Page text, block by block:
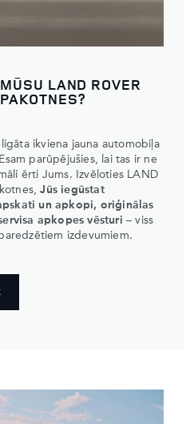
LAND ROVER
ikviena jauna automobiļa
parūpējušies, lai tas ir ne
ērti Jums. Izvēloties LAND
Jūs iegūstat
un apkopi, oriģinālas
apkopes vēsturi– viss
izdevumiem.